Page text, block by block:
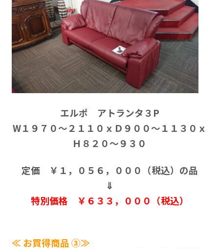
エルポ アトランタ３P
W１９７０～２１１０ｘＤ９００～１１３０ｘ
Ｈ８２０～９３０
定価 ￥１，０５６，０００（税込）の品
⇓
特別価格 ￥６３３，０００（税込）
≪ お買得商品 ③≫